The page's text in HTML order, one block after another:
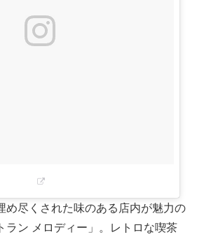
め尽くされた味のある店内が魅力の
ラン メロディー」。レトロな喫茶